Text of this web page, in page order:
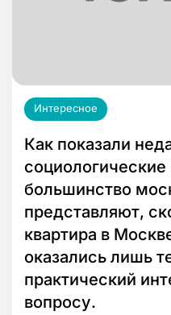
Интересное
Как показали
большинство
представляют,
квартира в
оказались лишь
практический
вопросу.